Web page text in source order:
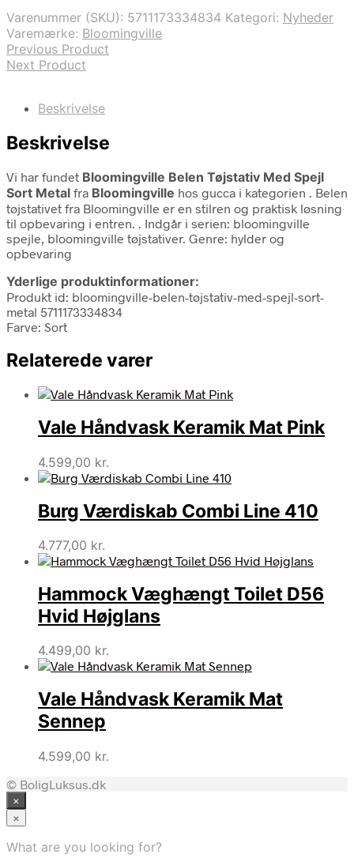
1.929,95 kr.. 1.449,95 kr..
Varenummer (SKU): 5711173334834 Kategori: Nyheder
Varemærke: Bloomingville
Previous Product
Next Product
Beskrivelse
Beskrivelse
Vi har fundet Bloomingville Belen Tøjstativ Med Spejl
Sort Metal fra Bloomingville hos gucca i kategorien . Belen
tøjstativet fra Bloomingville er en stilren og praktisk løsning
til opbevaring i entren. . Indgår i serien: bloomingville
spejle, bloomingville tøjstativer. Genre: hylder og
opbevaring
Yderlige produktinformationer:
Produkt id: bloomingville-belen-tøjstativ-med-spejl-sort-
metal 5711173334834
Farve: Sort
Relaterede varer
Vale Håndvask Keramik Mat Pink
4.599,00 kr.
Burg Værdiskab Combi Line 410
4.777,00 kr.
Hammock Væghængt Toilet D56
Hvid Højglans
4.499,00 kr.
Vale Håndvask Keramik Mat
Sennep
4.599,00 kr.
© BoligLuksus.dk
×
×
What are you looking for?